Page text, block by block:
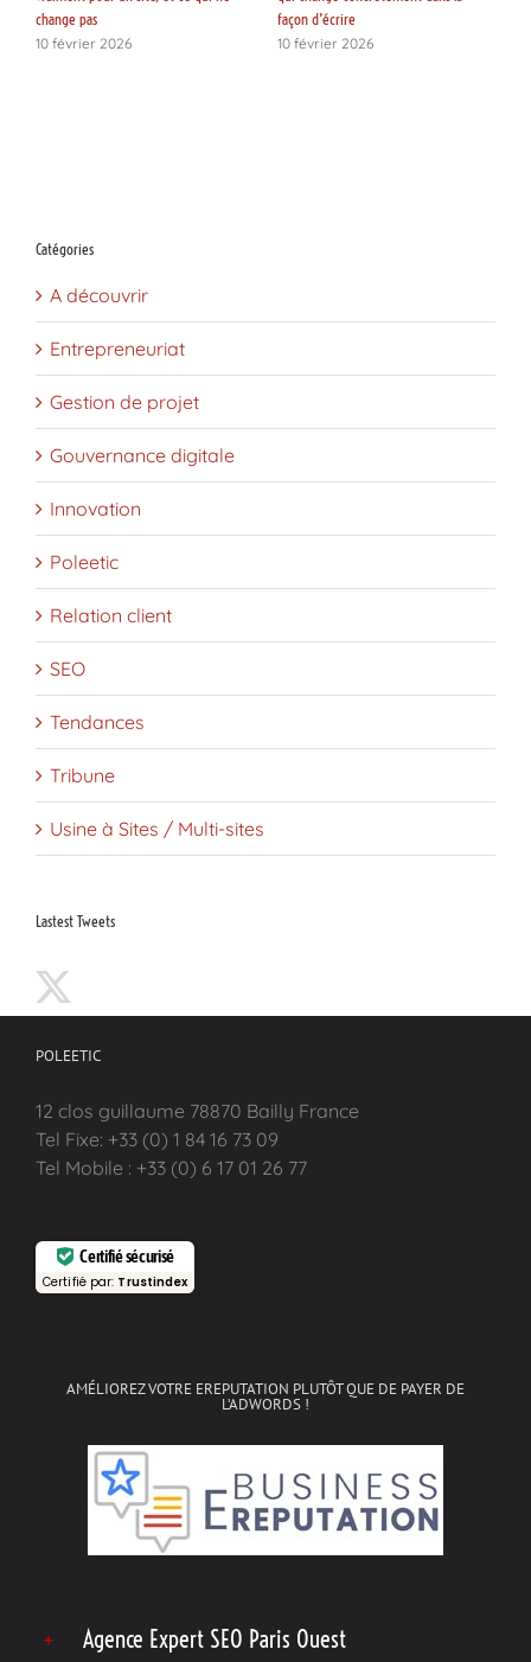
change pas
10 février 2026
façon d’écrire
10 février 2026
Catégories
A découvrir
Entrepreneuriat
Gestion de projet
Gouvernance digitale
Innovation
Poleetic
Relation client
SEO
Tendances
Tribune
Usine à Sites / Multi-sites
Lastest Tweets
POLEETIC
12 clos guillaume 78870 Bailly France
Tel Fixe: +33 (0) 1 84 16 73 09
Tel Mobile : +33 (0) 6 17 01 26 77
Certifié sécurisé
Certifié par: Trustindex
AMÉLIOREZ VOTRE EREPUTATION PLUTÔT QUE DE PAYER DE
L’ADWORDS !
Agence Expert SEO Paris Ouest